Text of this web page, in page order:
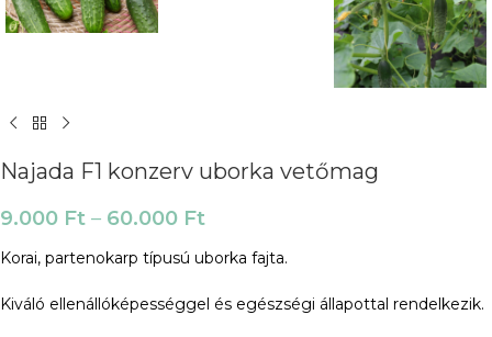
Najada F1 konzerv uborka vetőmag
9.000 Ft – 60.000 Ft
Korai, partenokarp típusú uborka fajta.
Kiváló ellenállóképességgel és egészségi állapottal rendelkezik.